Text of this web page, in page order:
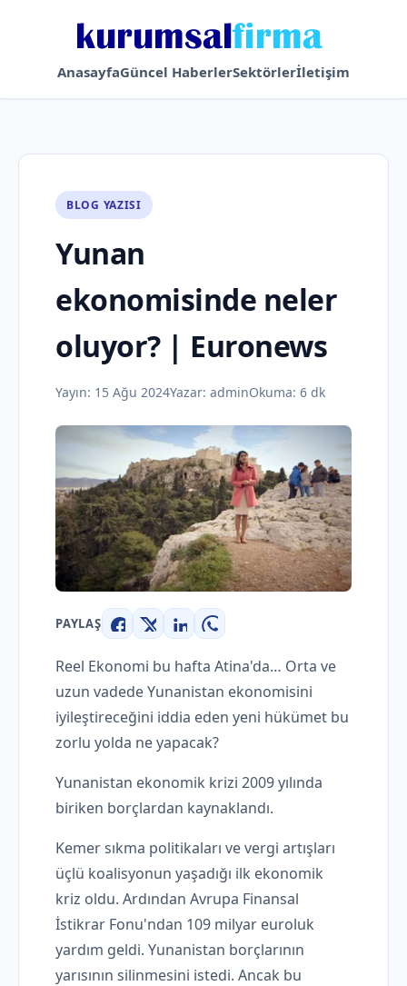
AnasayfaGüncel HaberlerSektörlerİletişim
BLOG YAZISI
Yunan
ekonomisinde neler
oluyor? | Euronews
Yayın: 15 Ağu 2024Yazar: adminOkuma: 6 dk
PAYLAŞ
Facebook
X LinkedInWhatsApp
Reel Ekonomi bu hafta Atina'da… Orta ve
uzun vadede Yunanistan ekonomisini
iyileştireceğini iddia eden yeni hükümet bu
zorlu yolda ne yapacak?
Yunanistan ekonomik krizi 2009 yılında
biriken borçlardan kaynaklandı.
Kemer sıkma politikaları ve vergi artışları
üçlü koalisyonun yaşadığı ilk ekonomik
kriz oldu. Ardından Avrupa Finansal
İstikrar Fonu'ndan 109 milyar euroluk
yardım geldi. Yunanistan borçlarının
yarısının silinmesini istedi. Ancak bu